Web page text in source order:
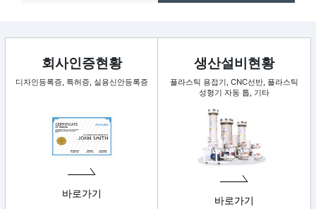
회사인증현황
디자인등록증, 특허증, 실용신안등록증
바로가기
생산설비현황
플라스틱 용접기, CNC선반, 플라스틱
성형기 자동 톱, 기타
바로가기